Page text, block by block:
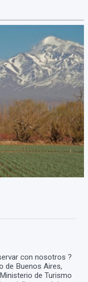
con nosotros ?
de Buenos Aires,
de Turismo